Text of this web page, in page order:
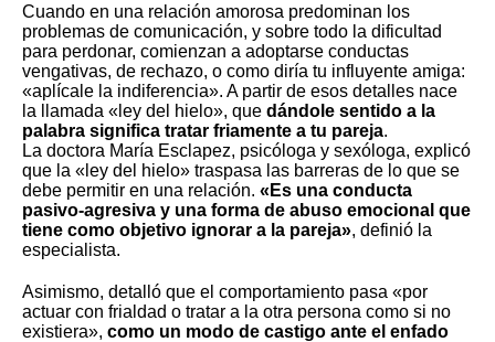
Cuando en una relación amorosa predominan los
problemas de comunicación, y sobre todo la dificultad
para perdonar, comienzan a adoptarse conductas
vengativas, de rechazo, o como diría tu influyente amiga:
«aplícale la indiferencia». A partir de esos detalles nace
la llamada «ley del hielo», que dándole sentido a la
palabra significa tratar friamente a tu pareja.
La doctora María Esclapez, psicóloga y sexóloga, explicó
que la «ley del hielo» traspasa las barreras de lo que se
debe permitir en una relación. «Es una conducta
pasivo-agresiva y una forma de abuso emocional que
tiene como objetivo ignorar a la pareja», definió la
especialista.
Asimismo, detalló que el comportamiento pasa «por
actuar con frialdad o tratar a la otra persona como si no
existiera», como un modo de castigo ante el enfado